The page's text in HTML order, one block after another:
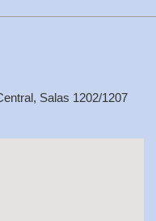
Salas 1202/1207